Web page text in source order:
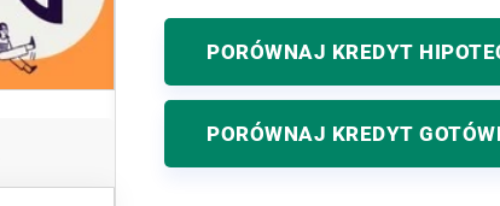
PORÓWNAJ KREDYT
PORÓWNAJ KREDYT